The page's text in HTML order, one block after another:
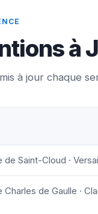
à
à jour chaque
de Saint-Cloud ·
Charles de Gaulle ·